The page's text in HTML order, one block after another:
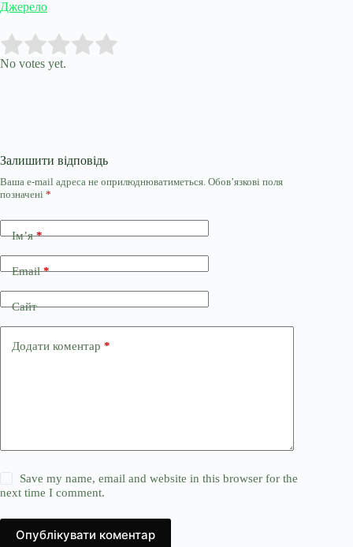
Джерело
Rate this item:
No votes yet.
Залишити відповідь
Ваша e-mail адреса не оприлюднюватиметься. Обов’язкові поля
позначені *
Ім’я*
Email*
Сайт
Додати коментар *
Save my name, email and website in this browser for the
next time I comment.
Опублікувати коментар